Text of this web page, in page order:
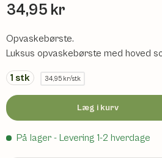
34,95 kr
Opvaskebørste.
Luksus opvaskebørste med hoved
1 stk 34,95 kr/stk
Læg i kurv
På lager - Levering 1-2 hverdage